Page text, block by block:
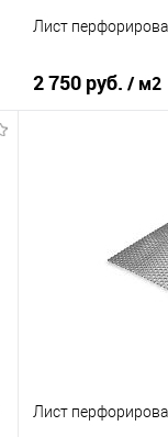
Лист
2 750 руб. / м2
Купить в 1 клик
В избранное
Лист